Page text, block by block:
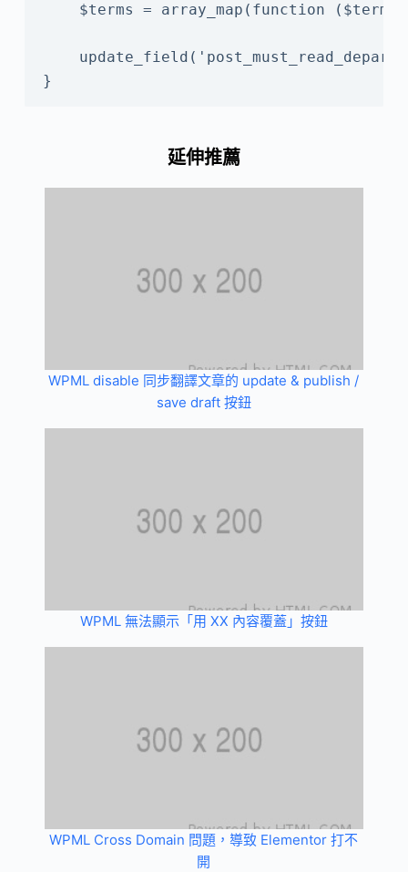
$terms = array_map(function
}
延伸推薦
WPML disable 同步翻譯文章的 update & publish /
save draft 按鈕
WPML 無法顯示「用 XX 內容覆蓋」按鈕
WPML Cross Domain 問題，導致 Elementor 打不
開